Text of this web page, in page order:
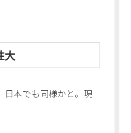
大
日本でも同様かと。現